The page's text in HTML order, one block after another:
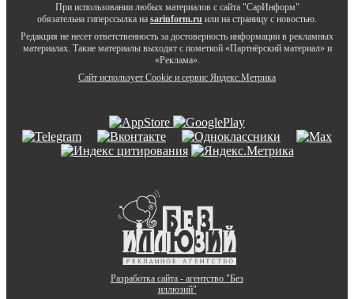
При использовании любых материалов с сайта "СарИнформ"
обязательна гиперссылка на sarinform.ru или на страницу с новостью.
Редакция не несет ответственность за достоверность информации в рекламных
материалах. Такие материалы выходят с пометкой «Партнёрский материал» и
«Реклама».
Сайт использует Cookie и сервиc Яндекс.Метрика
Разработка сайта - агентство "Без
иллюзий"